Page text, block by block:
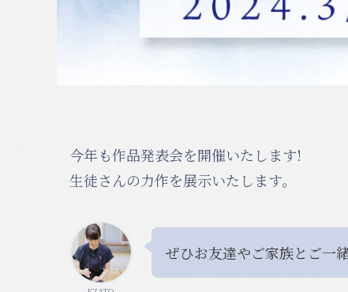
今年も作品発表会を開催いたします!
生徒さんの力作を展示いたします。
ぜひお友達やご家族とご一